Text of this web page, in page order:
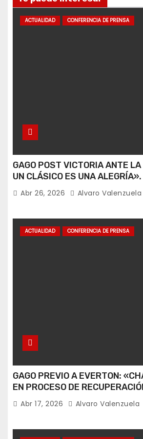
ACTUALIDAD CONFERENCIA DE PRENSA
GAGO POST VICTORIA ANTE
UN CLÁSICO ES UNA ALEGRÍA».
Abr 26, 2026 Alvaro Valenzuela
ACTUALIDAD CONFERENCIA DE PRENSA
GAGO PREVIO A EVERTON:
EN PROCESO DE
Abr 17, 2026 Alvaro Valenzuela